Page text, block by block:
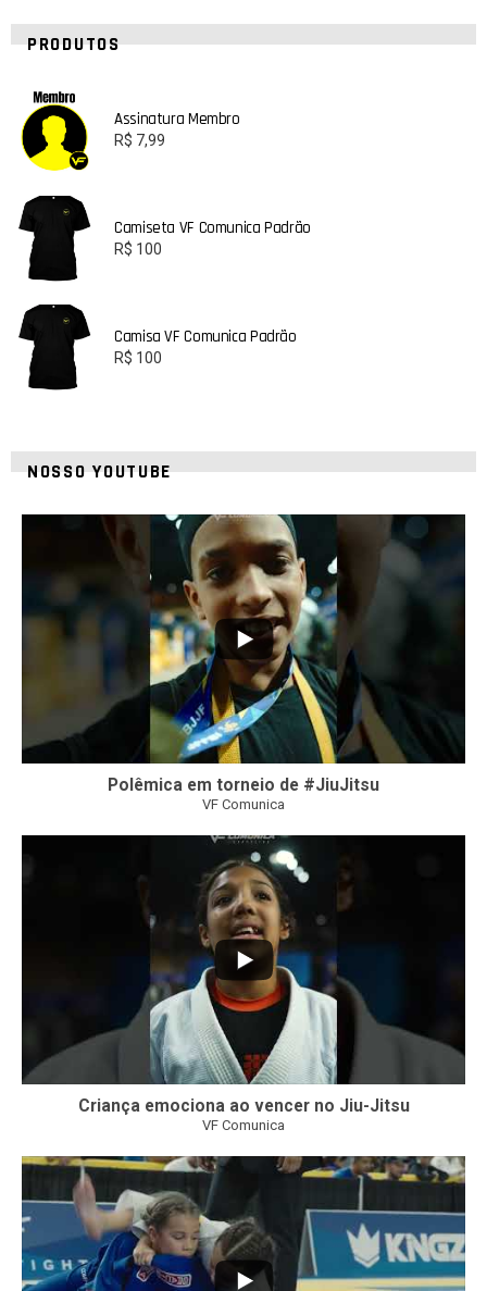
PRODUTOS
Assinatura Membro
R$ 7,99
Camiseta VF Comunica Padrão
R$ 100
Camisa VF Comunica Padrão
R$ 100
NOSSO YOUTUBE
Polêmica em torneio de #JiuJitsu
VF Comunica
Criança emociona ao vencer no Jiu-Jitsu
VF Comunica
...